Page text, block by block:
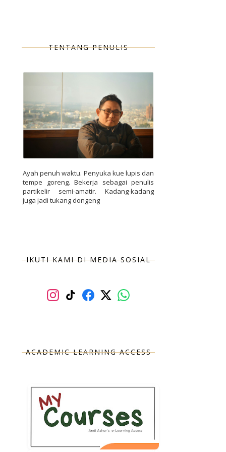
TENTANG PENULIS
Ayah penuh waktu. Penyuka kue lupis dan
tempe goreng. Bekerja sebagai penulis
partikelir semi-amatir. Kadang-kadang
juga jadi tukang dongeng
IKUTI KAMI DI MEDIA SOSIAL
ACADEMIC LEARNING ACCESS